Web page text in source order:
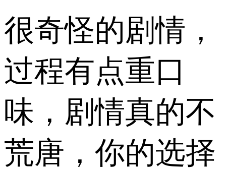
很奇怪的剧情，
过程有点重口
味，剧情真的不
荒唐，你的选择